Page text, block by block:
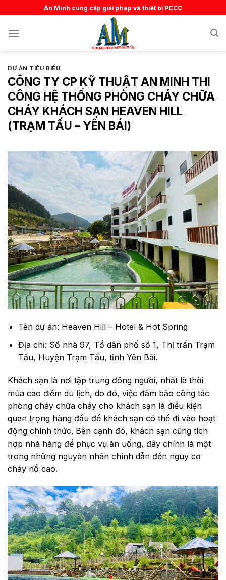
to
content
An Minh cung cấp giải pháp và thiết bị PCCC
DỰ ÁN TIÊU BIỂU
CÔNG TY CP KỸ THUẬT AN MINH THI
CÔNG HỆ THỐNG PHÒNG CHÁY CHỮA
CHÁY KHÁCH SẠN HEAVEN HILL
(TRẠM TẤU – YÊN BÁI)
Tên dự án: Heaven Hill – Hotel & Hot Spring
Địa chỉ: Số nhà 97, Tổ dân phố số 1, Thị trấn Trạm
Tấu, Huyện Trạm Tấu, tỉnh Yên Bái.
Khách sạn là nơi tập trung đông người, nhất là thời
mùa cao điểm du lịch, do đó, việc đảm bảo công tác
phòng cháy chữa cháy cho khách sạn là điều kiện
quan trọng hàng đầu để khách sạn có thể đi vào hoạt
động chính thức. Bên cạnh đó, khách sạn cũng tích
hợp nhà hàng để phục vụ ăn uống, đây chính là một
trong những nguyên nhân chính dẫn đến nguy cơ
cháy nổ cao.